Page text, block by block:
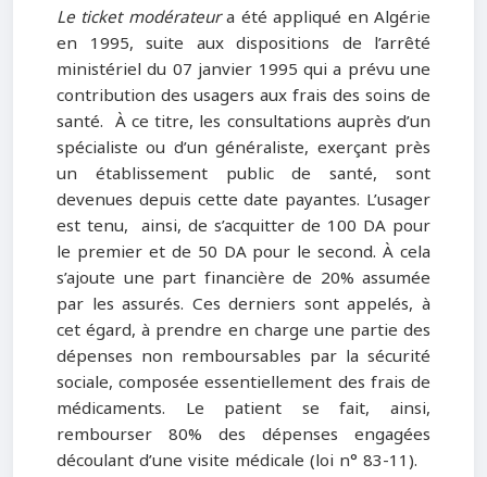
Le ticket modérateura été appliqué en Algérie
en 1995, suite aux dispositions de l’arrêté
ministériel du 07 janvier 1995 qui a prévu une
contribution des usagers aux frais des soins de
santé. À ce titre, les consultations auprès d’un
spécialiste ou d’un généraliste, exerçant près
un établissement public de santé, sont
devenues depuis cette date payantes. L’usager
est tenu, ainsi, de s’acquitter de 100 DA pour
le premier et de 50 DA pour le second. À cela
s’ajoute une part financière de 20% assumée
par les assurés. Ces derniers sont appelés, à
cet égard, à prendre en charge une partie des
dépenses non remboursables par la sécurité
sociale, composée essentiellement des frais de
médicaments. Le patient se fait, ainsi,
rembourser 80% des dépenses engagées
découlant d’une visite médicale (loi n° 83-11).